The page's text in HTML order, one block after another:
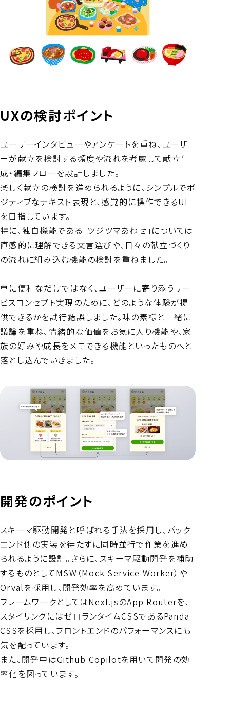
UXの検討ポイント
ユーザーインタビューやアンケートを重ね、ユーザ
ーが献立を検討する頻度や流れを考慮して献立生
成・編集フローを設計しました。
楽しく献立の検討を進められるように、シンプルでポ
ジティブなテキスト表現と、感覚的に操作できるUI
を目指しています。
特に、独自機能である「ツジツマあわせ」については
直感的に理解できる文言選びや、日々の献立づくり
の流れに組み込む機能の検討を重ねました。
単に便利なだけではなく、ユーザーに寄り添うサー
ビスコンセプト実現のために、どのような体験が提
供できるかを試行錯誤しました。味の素様と一緒に
議論を重ね、情緒的な価値をお気に入り機能や、家
族の好みや成長をメモできる機能といったものへと
落とし込んでいきました。
開発のポイント
スキーマ駆動開発と呼ばれる手法を採用し、バック
エンド側の実装を待たずに同時並行で作業を進め
られるように設計。さらに、スキーマ駆動開発を補助
するものとしてMSW（Mock Service Worker）や
Orvalを採用し、開発効率を高めています。
フレームワークとしてはNext.jsのApp Routerを、
スタイリングにはゼロランタイムCSSであるPanda
CSSを採用し、フロントエンドのパフォーマンスにも
気を配っています。
また、開発中はGithub Copilotを用いて開発の効
率化を図っています。